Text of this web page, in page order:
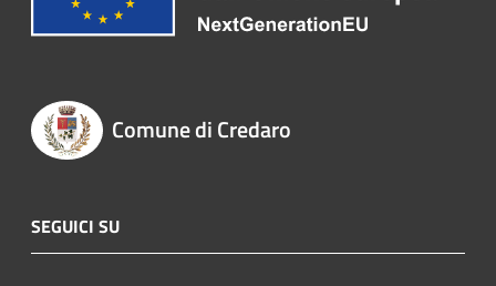
Comune di Credaro
SEGUICI SU